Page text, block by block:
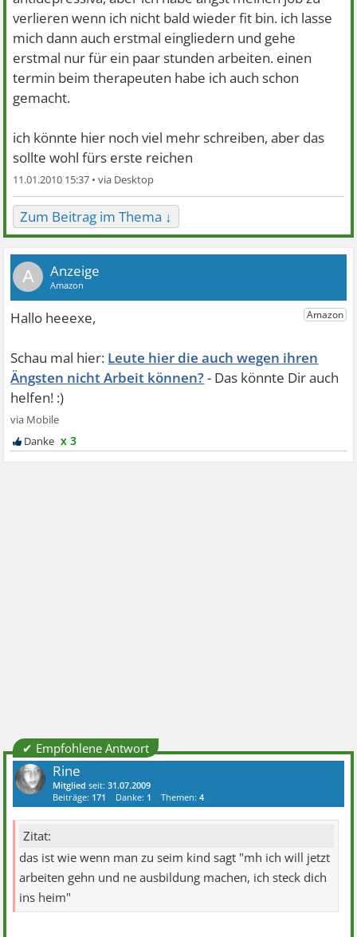
verlieren wenn ich nicht bald wieder fit bin. ich lasse
mich dann auch erstmal eingliedern und gehe
erstmal nur für ein paar stunden arbeiten. einen
termin beim therapeuten habe ich auch schon
gemacht.
ich könnte hier noch viel mehr schreiben, aber das
sollte wohl fürs erste reichen
11.01.2010 15:37 •
Zum Beitrag im Thema ↓
A
Leute hier die auch wegen ihren
Ängsten nicht Arbeit können?
x 3
✔ Empfohlene Antwort
Rine
Mitglied seit:31.07.2009
Beiträge: 171 Danke: 1 Themen:4
Zitat:
das ist wie wenn man zu seim kind sagt "mh ich will jetzt
arbeiten gehn und ne ausbildung machen, ich steck dich
ins heim"